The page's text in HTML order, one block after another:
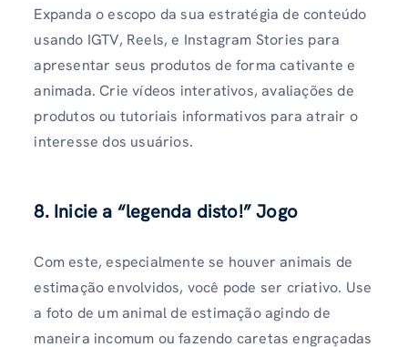
Expanda o escopo da sua estratégia de conteúdo
usando IGTV, Reels, e Instagram Stories para
apresentar seus produtos de forma cativante e
animada. Crie vídeos interativos, avaliações de
produtos ou tutoriais informativos para atrair o
interesse dos usuários.
8. Inicie a “legenda disto!” Jogo
Com este, especialmente se houver animais de
estimação envolvidos, você pode ser criativo. Use
a foto de um animal de estimação agindo de
maneira incomum ou fazendo caretas engraçadas